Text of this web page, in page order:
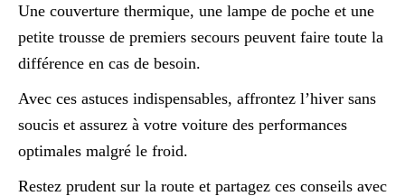
Une couverture thermique, une lampe de poche et une
petite trousse de premiers secours peuvent faire toute la
différence en cas de besoin.
Avec ces astuces indispensables, affrontez l’hiver sans
soucis et assurez à votre voiture des performances
optimales malgré le froid.
Restez prudent sur la route et partagez ces conseils avec